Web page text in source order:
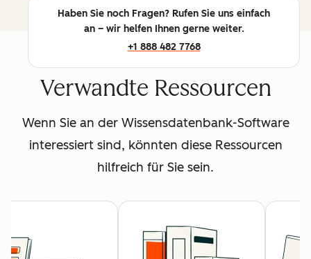
Haben Sie noch Fragen? Rufen Sie uns einfach
an – wir helfen Ihnen gerne weiter.
+1 888 482 7768
Verwandte Ressourcen
Wenn Sie an der Wissensdatenbank-Software
interessiert sind, könnten diese Ressourcen
hilfreich für Sie sein.